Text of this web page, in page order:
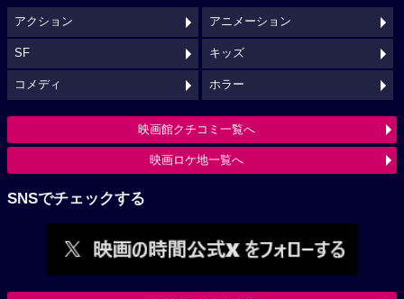
アクション アニメーション
SF キッズ
コメディ ホラー
映画館クチコミ一覧へ
映画ロケ地一覧へ
SNSでチェックする